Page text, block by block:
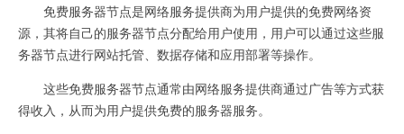
免费服务器节点是网络服务提供商为用户提供的免费网络资
源，其将自己的服务器节点分配给用户使用，用户可以通过这些服
务器节点进行网站托管、数据存储和应用部署等操作。
这些免费服务器节点通常由网络服务提供商通过广告等方式获
得收入，从而为用户提供免费的服务器服务。